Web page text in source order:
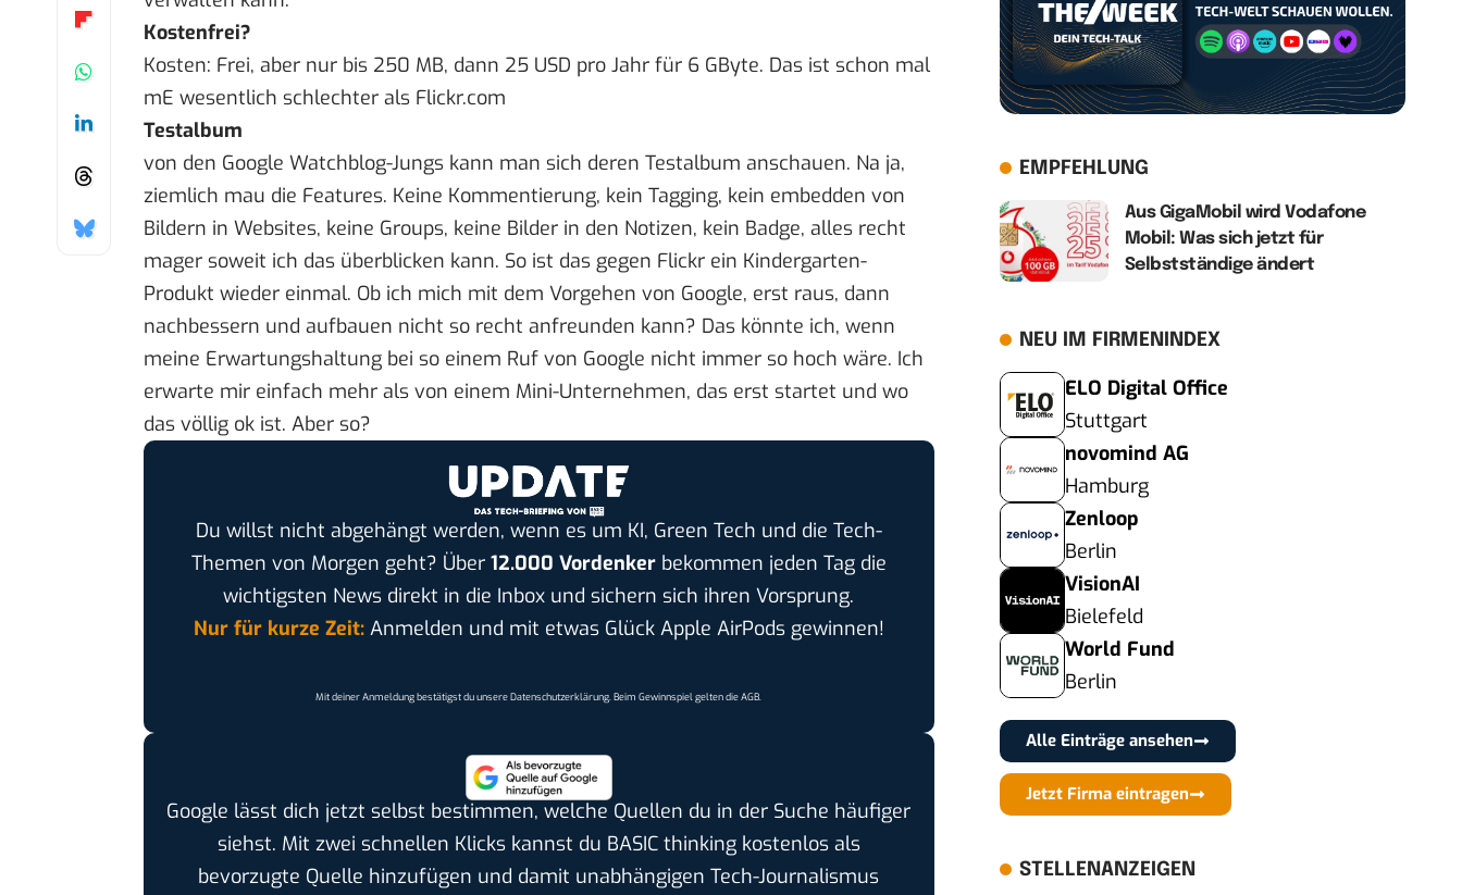
Kostenfrei?
Kosten: Frei, aber nur bis 250 MB, dann 25 USD pro Jahr für 6 GByte. Das ist schon mal
mE wesentlich schlechter als Flickr.com
Testalbum
von den Google Watchblog-Jungs kann man sich deren Testalbum anschauen. Na ja,
ziemlich mau die Features. Keine Kommentierung, kein Tagging, kein embedden von
Bildern in Websites, keine Groups, keine Bilder in den Notizen, kein Badge, alles recht
mager soweit ich das überblicken kann. So ist das gegen Flickr ein Kindergarten-
Produkt wieder einmal. Ob ich mich mit dem Vorgehen von Google, erst raus, dann
nachbessern und aufbauen nicht so recht anfreunden kann? Das könnte ich, wenn
meine Erwartungshaltung bei so einem Ruf von Google nicht immer so hoch wäre. Ich
erwarte mir einfach mehr als von einem Mini-Unternehmen, das erst startet und wo
das völlig ok ist. Aber so?
Du willst nicht abgehängt werden, wenn es um KI, Green Tech und die Tech-
Themen von Morgen geht? Über 12.000 Vordenkerbekommen jeden Tag die
wichtigsten News direkt in die Inbox und sichern sich ihren Vorsprung.
Nur für kurze Zeit:Anmelden und mit etwas Glück Apple AirPods gewinnen!
Mit deiner Anmeldung bestätigst du unsereDatenschutzerklärung. Beim Gewinnspiel gelten dieAGB.
Google lässt dich jetzt selbst bestimmen, welche Quellen du in der Suche häufiger
siehst. Mit zwei schnellen Klicks kannst du BASIC thinking kostenlos als
bevorzugte Quelle hinzufügen und damit unabhängigen Tech-Journalismus
EMPFEHLUNG
Aus GigaMobil wird Vodafone
Mobil: Was sich jetzt für
Selbstständige ändert
NEU IM FIRMENINDEX
ELO Digital Office
Stuttgart
novomind AG
Hamburg
Zenloop
Berlin
VisionAI
Bielefeld
World Fund
Berlin
Alle Einträge ansehen
Jetzt Firma eintragen
STELLENANZEIGEN